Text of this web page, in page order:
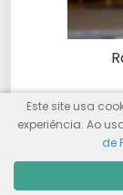
Este site usa
experiência. Ao
de